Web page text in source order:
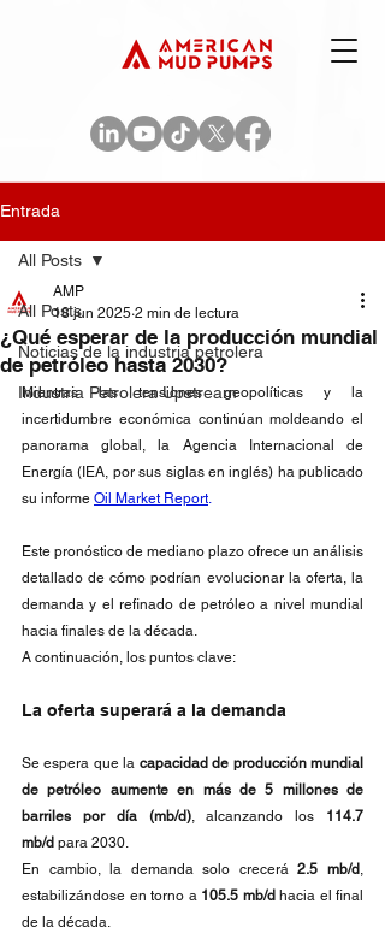
Entrada
All Posts
Noticias de la industria petrolera
Industria Petrolera Upstream
All Posts
¿Qué esperar de la producción mundial
de petróleo hasta 2030?
AMP
18 jun 2025 2 min de lectura
Mientras las tensiones geopolíticas y la
incertidumbre económica continúan moldeando el
panorama global, la Agencia Internacional de
Energía (IEA, por sus siglas en inglés) ha publicado
su informe Oil Market Report.
Este pronóstico de mediano plazo ofrece un análisis
detallado de cómo podrían evolucionar la oferta, la
demanda y el refinado de petróleo a nivel mundial
hacia finales de la década.
A continuación, los puntos clave:
La oferta superará a la demanda
Se espera que la capacidad de producción mundial
de petróleo aumente en más de 5 millones de
barriles por día (mb/d), alcanzando los 114.7
mb/d para 2030.
En cambio, la demanda solo crecerá 2.5 mb/d ,
estabilizándose en torno a 105.5 mb/d hacia el final
de la década.